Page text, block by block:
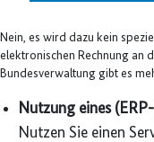
Nein, es wird dazu kein
elektronischen Rechnung an
Bundesverwaltung gibt es
Nutzung eines
Nutzen Sie einen